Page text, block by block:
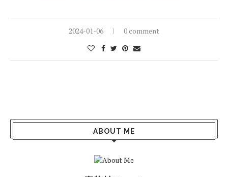
2024-01-06 0 comment
ABOUT ME